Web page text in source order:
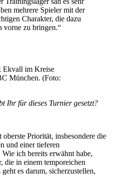
mehrere Spieler mit der
Charakter, die dazu
vorne zu bringen.“
Ekvall im Kreise
München. (Foto:
Ihr für dieses Turnier gesetzt?
Priorität, insbesondere die
und einer tieferen
ich bereits erwähnt habe,
die in einem temporeichen
es darum, sicherzustellen,